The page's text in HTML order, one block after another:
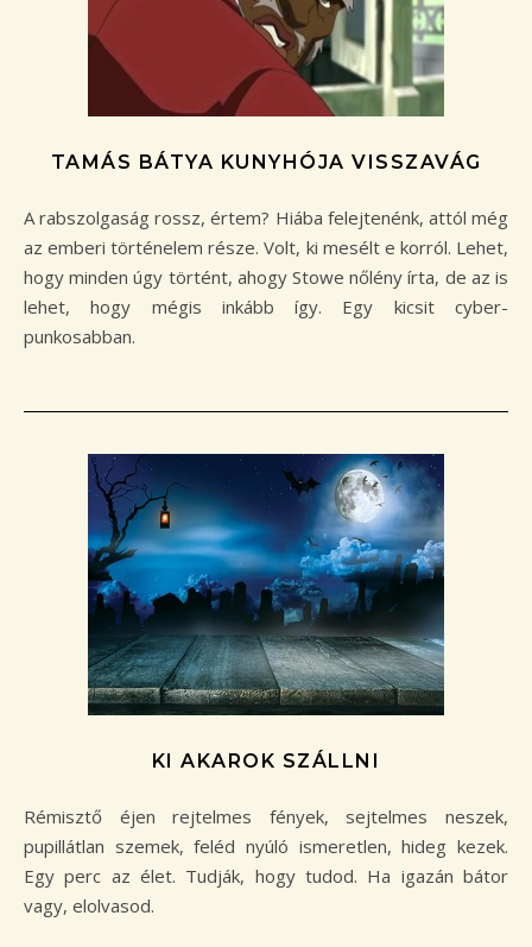
TAMÁS BÁTYA KUNYHÓJA VISSZAVÁG
A rabszolgaság rossz, értem? Hiába felejtenénk, attól még
az emberi történelem része. Volt, ki mesélt e korról. Lehet,
hogy minden úgy történt, ahogy Stowe nőlény írta, de az is
lehet, hogy mégis inkább így. Egy kicsit cyber-
punkosabban.
KI AKAROK SZÁLLNI
Rémisztő éjen rejtelmes fények, sejtelmes neszek,
pupillátlan szemek, feléd nyúló ismeretlen, hideg kezek.
Egy perc az élet. Tudják, hogy tudod. Ha igazán bátor
vagy, elolvasod.